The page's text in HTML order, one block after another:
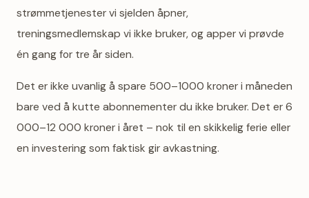
strømmetjenester vi sjelden åpner,
treningsmedlemskap vi ikke bruker, og apper vi prøvde
én gang for tre år siden.
Det er ikke uvanlig å spare 500–1000 kroner i måneden
bare ved å kutte abonnementer du ikke bruker. Det er 6
000–12 000 kroner i året – nok til en skikkelig ferie eller
en investering som faktisk gir avkastning.